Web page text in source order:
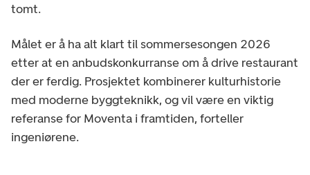
tomt.
Målet er å ha alt klart til sommersesongen 2026
etter at en anbudskonkurranse om å drive restaurant
der er ferdig. Prosjektet kombinerer kulturhistorie
med moderne byggteknikk, og vil være en viktig
referanse for Moventa i framtiden, forteller
ingeniørene.